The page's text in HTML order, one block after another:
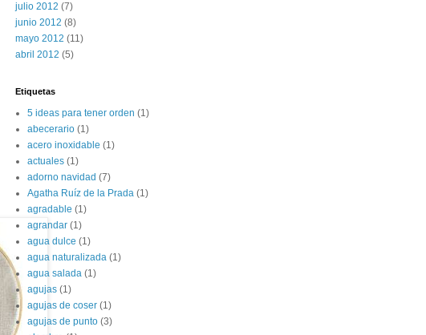
julio 2012 (7)
junio 2012 (8)
mayo 2012 (11)
abril 2012 (5)
Etiquetas
5 ideas para tener orden (1)
abecerario (1)
acero inoxidable (1)
actuales (1)
adorno navidad (7)
Agatha Ruíz de la Prada (1)
agradable (1)
agrandar (1)
agua dulce (1)
agua naturalizada (1)
agua salada (1)
agujas (1)
agujas de coser (1)
agujas de punto (3)